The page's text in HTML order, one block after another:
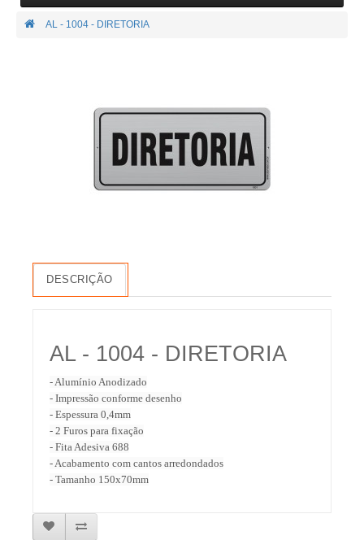
AL - 1004 - DIRETORIA
DESCRIÇÃO
AL - 1004 - DIRETORIA
- Alumínio Anodizado
- Impressão conforme desenho
- Espessura 0,4mm
- 2 Furos para fixação
- Fita Adesiva 688
- Acabamento com cantos arredondados
- Tamanho 150x70mm